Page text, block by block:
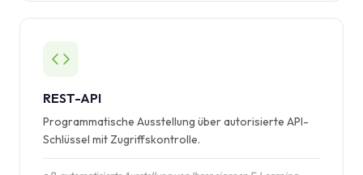
REST-API
Programmatische Ausstellung über autorisierte API-
Schlüssel mit Zugriffskontrolle.